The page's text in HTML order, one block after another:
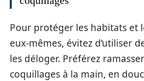
Pour protéger les habitats et
eux-mêmes, évitez d’utiliser
les déloger. Préférez
coquillages à la main, en